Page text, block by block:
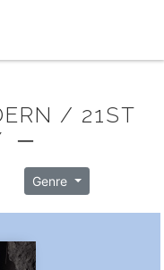
/ 21ST
─
Genre